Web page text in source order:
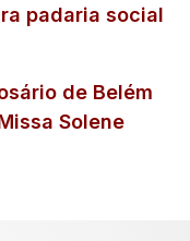
padaria social
de Belém
Solene